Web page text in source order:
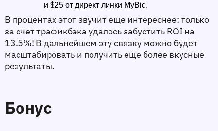
и $25 от директ линки MyBid.
В процентах этот звучит еще интереснее: только
за счет трафикбэка удалось забустить ROI на
13.5%! В дальнейшем эту связку можно будет
масштабировать и получить еще более вкусные
результаты.
Бонус